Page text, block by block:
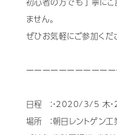
Recruit
ません。
ぜひお気軽にご参加くだ
ーーーーーーーーーー
日程 ：・2020/3/5 木
場所 ：朝日レントゲン工